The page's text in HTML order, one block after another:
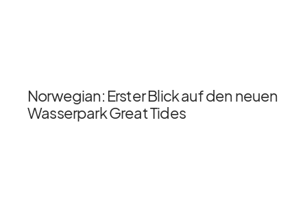
Norwegian: Erster Blick auf den neuen
Wasserpark Great Tides